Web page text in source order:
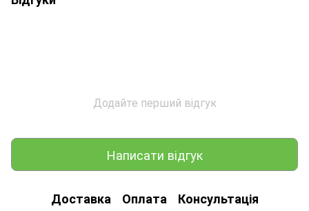
Додайте перший відгук
Написати відгук
Доставка Оплата Консультація